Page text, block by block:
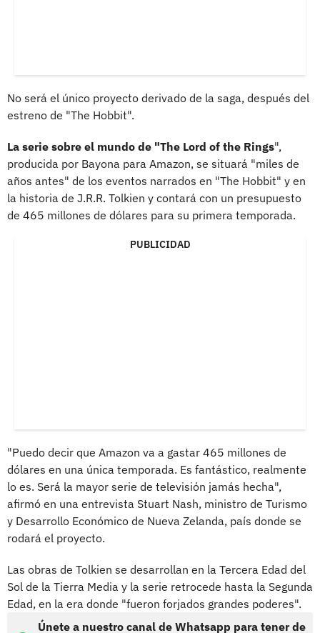
No será el único proyecto derivado de la saga, después del
estreno de "The Hobbit".
La serie sobre el mundo de "The Lord of the Rings",
producida por Bayona para Amazon, se situará "miles de
años antes" de los eventos narrados en "The Hobbit" y en
la historia de J.R.R. Tolkien y contará con un presupuesto
de 465 millones de dólares para su primera temporada.
PUBLICIDAD
"Puedo decir que Amazon va a gastar 465 millones de
dólares en una única temporada. Es fantástico, realmente
lo es. Será la mayor serie de televisión jamás hecha",
afirmó en una entrevista Stuart Nash, ministro de Turismo
y Desarrollo Económico de Nueva Zelanda, país donde se
rodará el proyecto.
Las obras de Tolkien se desarrollan en la Tercera Edad del
Sol de la Tierra Media y la serie retrocede hasta la Segunda
Edad, en la era donde "fueron forjados grandes poderes".
Únete a nuestro canal de Whatsapp para tener de